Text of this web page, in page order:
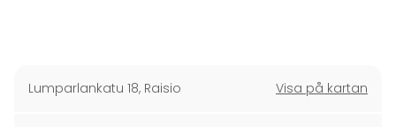
Lumparlankatu 18, Raisio Visa på kartan